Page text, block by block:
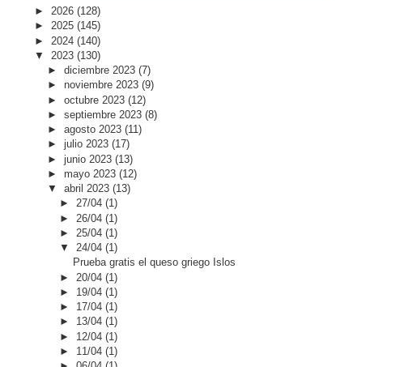
► 2026 (128)
► 2025 (145)
► 2024 (140)
▼ 2023 (130)
► diciembre 2023 (7)
► noviembre 2023 (9)
► octubre 2023 (12)
► septiembre 2023 (8)
► agosto 2023 (11)
► julio 2023 (17)
► junio 2023 (13)
► mayo 2023 (12)
▼ abril 2023 (13)
►27/04(1)
► 26/04(1)
► 25/04(1)
▼24/04(1)
Prueba gratis el queso griego Islos
► 20/04(1)
► 19/04(1)
► 17/04(1)
► 13/04(1)
► 12/04(1)
► 11/04(1)